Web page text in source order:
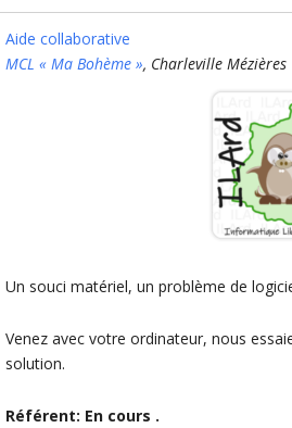
Aide collaborative
MCL « Ma Bohème », Charleville Mézières
Un souci matériel, un problème de
Venez avec votre ordinateur, nous
solution.
Référent: En cours .